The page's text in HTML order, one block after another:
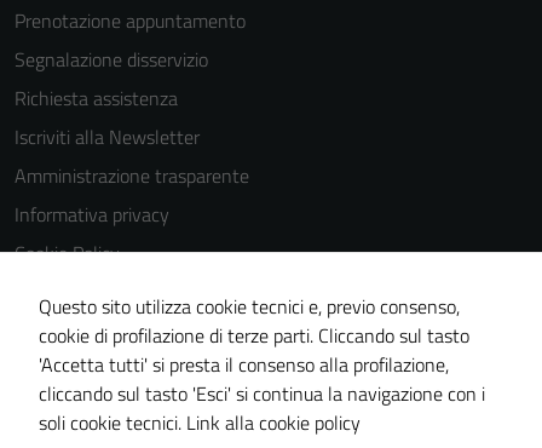
Prenotazione appuntamento
Segnalazione disservizio
Richiesta assistenza
Iscriviti alla Newsletter
Amministrazione trasparente
Informativa privacy
Cookie Policy
Note legali
Dichiarazione di accessibilità
Piano di miglioramento del sito
Questo sito utilizza cookie tecnici e, previo consenso,
cookie di profilazione di terze parti. Cliccando sul tasto
'Accetta tutti' si presta il consenso alla profilazione,
cliccando sul tasto 'Esci' si continua la navigazione con i
soli cookie tecnici. Link alla cookie policy